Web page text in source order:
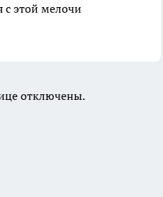
с этой мелочи
отключены.